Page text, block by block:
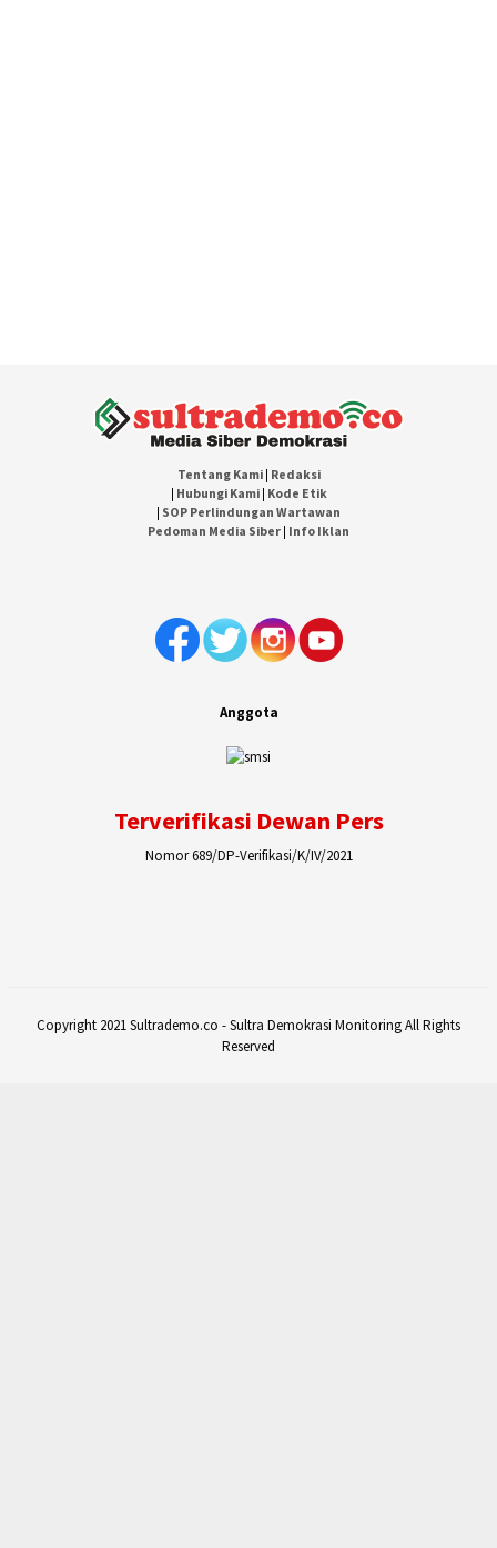
Tentang Kami| Redaksi
| Hubungi Kami| Kode Etik
| SOP Perlindungan Wartawan
Pedoman Media Siber | Info Iklan
Anggota
Terverifikasi Dewan Pers
Nomor 689/DP-Verifikasi/K/IV/2021
Copyright 2021 Sultrademo.co - Sultra Demokrasi Monitoring All Rights
Reserved